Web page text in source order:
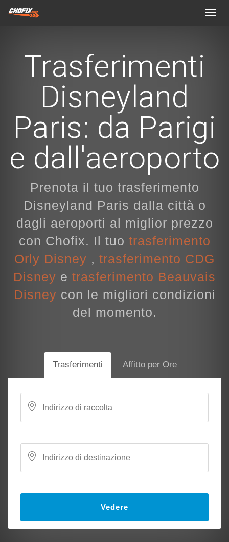
Trasferimenti
Disneyland
Paris: da Parigi
e dall'aeroporto
Prenota il tuo trasferimento
Disneyland Paris dalla città o
dagli aeroporti al miglior prezzo
con Chofix. Il tuo trasferimento
Orly Disney , trasferimento CDG
Disney e trasferimento Beauvais
Disney con le migliori condizioni
del momento.
Trasferimenti Affitto per Ore
Vedere